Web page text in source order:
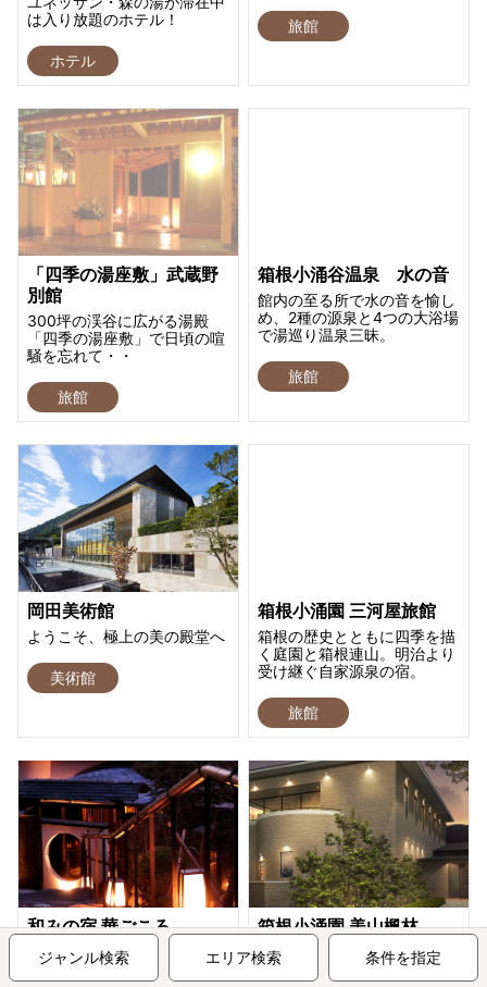
は入り放題のホテル！
ホテル
旅館
「四季の湯座敷」武蔵野
別館
300坪の渓谷に広がる湯殿
「四季の湯座敷」で日頃の喧
騒を忘れて・・
旅館
箱根小涌谷温泉 水の音
館内の至る所で水の音を愉し
め、2種の源泉と4つの大浴場
で湯巡り温泉三昧。
旅館
岡田美術館
ようこそ、極上の美の殿堂へ
美術館
箱根小涌園 三河屋旅館
箱根の歴史とともに四季を描
く庭園と箱根連山。明治より
受け継ぐ自家源泉の宿。
旅館
和みの宿 華ごころ
一客一亭 心のこもったおも
てなし
箱根小涌園 美山楓林
新しいスタイルの温泉宿
ジャンル検索 エリア検索 条件を指定